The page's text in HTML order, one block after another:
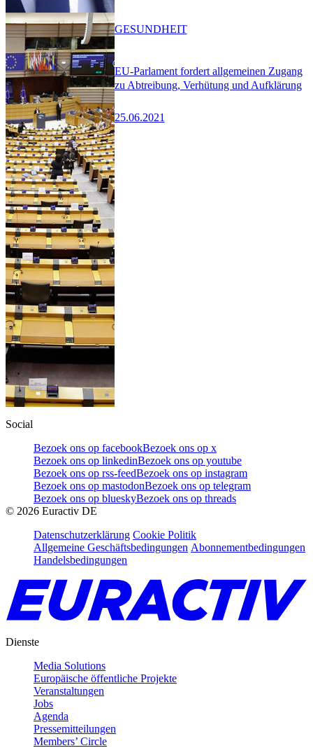
EU-Parlament fordert allgemeinen Zugang
zu Abtreibung, Verhütung und Aufklärung
25.06.2021
GESUNDHEIT
Social
Bezoek ons op facebookBezoek ons op x
Bezoek ons op linkedinBezoek ons op youtube
Bezoek ons op rss-feedBezoek ons op instagram
Bezoek ons op mastodonBezoek ons op telegram
Bezoek ons op blueskyBezoek ons op threads
© 2026 Euractiv DE
Datenschutzerklärung Cookie Politik
Allgemeine Geschäftsbedingungen Abonnementbedingungen
Handelsbedingungen
Dienste
Media Solutions
Europäische öffentliche Projekte
Veranstaltungen
Jobs
Agenda
Pressemitteilungen
Members’ Circle